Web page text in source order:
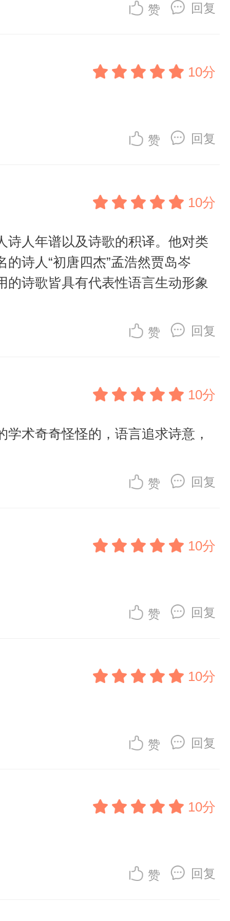
回复
赞
10分
回复
赞
10分
诗人年谱以及诗歌的积译。他对类
诗人“初唐四杰”孟浩然贾岛岑
诗歌皆具有代表性语言生动形象
回复
赞
10分
术奇奇怪怪的，语言追求诗意，
回复
赞
10分
回复
赞
10分
回复
赞
10分
回复
赞